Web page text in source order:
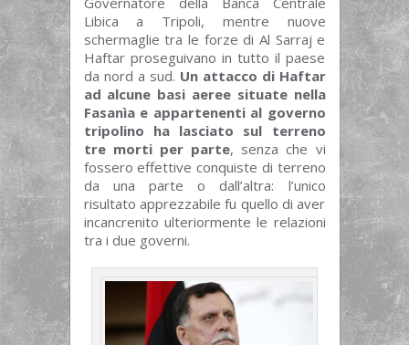
Libica a Tripoli, mentre nuove
schermaglie tra le forze di Al Sarraj e
Haftar proseguivano in tutto il paese
da nord a sud. Un attacco di Haftar
ad alcune basi aeree situate nella
Fasanìa e appartenenti al governo
tripolino ha lasciato sul terreno
tre morti per parte, senza che vi
fossero effettive conquiste di terreno
da una parte o dall’altra: l’unico
risultato apprezzabile fu quello di aver
incancrenito ulteriormente le relazioni
tra i due governi.